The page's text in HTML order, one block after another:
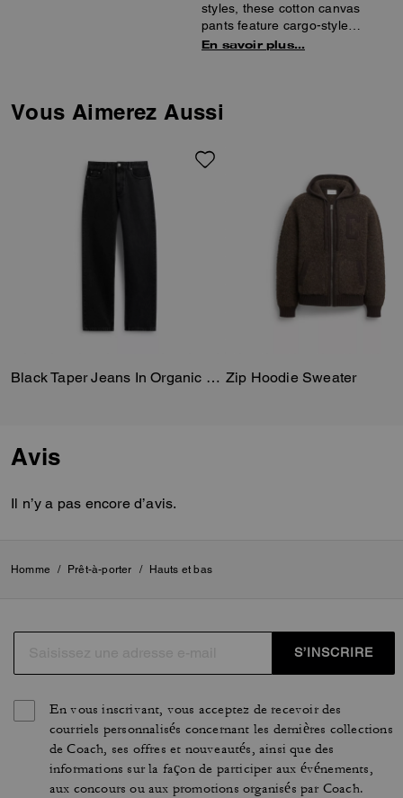
styles, these cotton canvas
pants feature cargo-style
pockets and a carpenter loop.
touch.
organic cotton made without the
use of harmful chemicals and
En savoir plus…
Vous Aimerez Aussi
Black Taper Jeans In Organic Cotton Zip Hoodie Sweater
Avis
Il n’y a pas encore d’avis.
Homme / Prêt-à-porter / Hauts et bas
S’INSCRIRE
En vous inscrivant, vous acceptez de recevoir des
courriels personnalisés concernant les dernières collections
de Coach, ses offres et nouveautés, ainsi que des
informations sur la façon de participer aux événements,
aux concours ou aux promotions organisés par Coach.